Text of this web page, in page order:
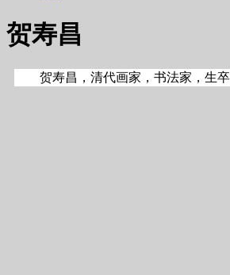
贺寿昌
贺寿昌，清代画家，书法家，生卒